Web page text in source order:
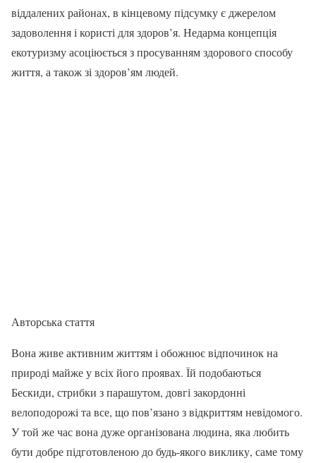
віддалених районах, в кінцевому підсумку є джерелом
задоволення і користі для здоров’я. Недарма концепція
екотуризму асоціюється з просуванням здорового способу
життя, а також зі здоров’ям людей.
Авторська стаття
Вона живе активним життям і обожнює відпочинок на
природі майже у всіх його проявах. Їй подобаються
Бескиди, стрибки з парашутом, довгі закордонні
велоподорожі та все, що пов’язано з відкриттям невідомого.
У той же час вона дуже організована людина, яка любить
бути добре підготовленою до будь-якого виклику, саме тому